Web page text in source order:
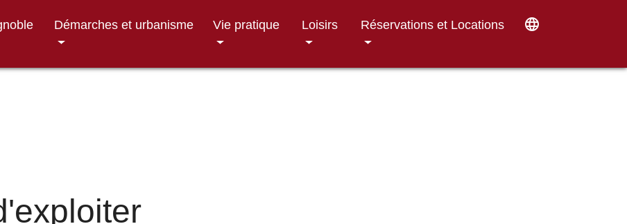
Démarches et urbanisme Vie pratique Loisirs Réservations et Locations language